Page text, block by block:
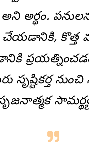
అర్థం.
కొత్త
సృష్టికర్త